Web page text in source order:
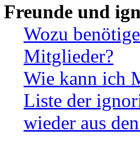
Freunde und
Wozu
Mitglieder?
Wie kann ich
Liste der
wieder aus